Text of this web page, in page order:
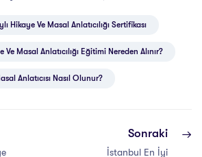
Hikaye Ve Masal Anlatıcılığı Sertifikası
Masal Anlatıcılığı Eğitimi Nereden Alınır?
Anlatıcısı Nasıl Olunur?
Sonraki
İstanbul En İyi